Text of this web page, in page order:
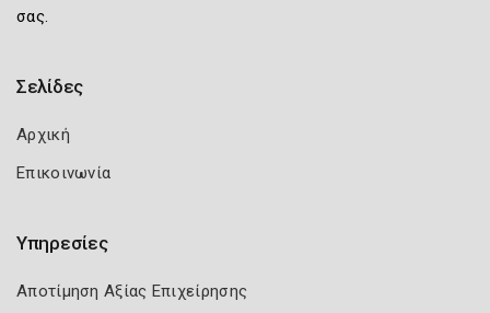
σας.
Σελίδες
Αρχική
Επικοινωνία
Υπηρεσίες
Αποτίμηση Αξίας Επιχείρησης